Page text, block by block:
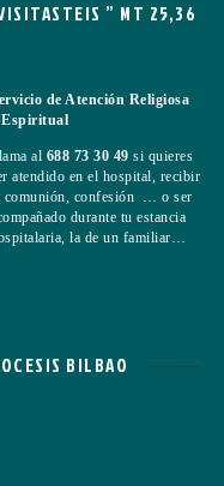
” MT 25,36
de Atención Religiosa
al 688 73 30 49 si quieres
atendido en el hospital, recibir
comunión, confesión … o ser
durante tu estancia
la de un familiar…
BILBAO